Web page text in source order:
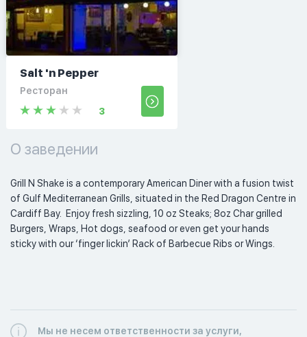
Salt 'n Pepper
Ресторан
3
О заведении
Grill N Shake is a contemporary American Diner with a fusion twist
of Gulf Mediterranean Grills, situated in the Red Dragon Centre in
Cardiff Bay.  Enjoy fresh sizzling, 10 oz Steaks; 8oz Char grilled
Burgers, Wraps, Hot dogs, seafood or even get your hands
sticky with our ‘finger lickin’ Rack of Barbecue Ribs or Wings.
Мы не несем ответственности за услуги,